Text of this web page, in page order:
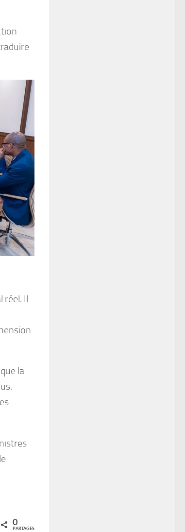
réel. Il
la
0
PARTAGES